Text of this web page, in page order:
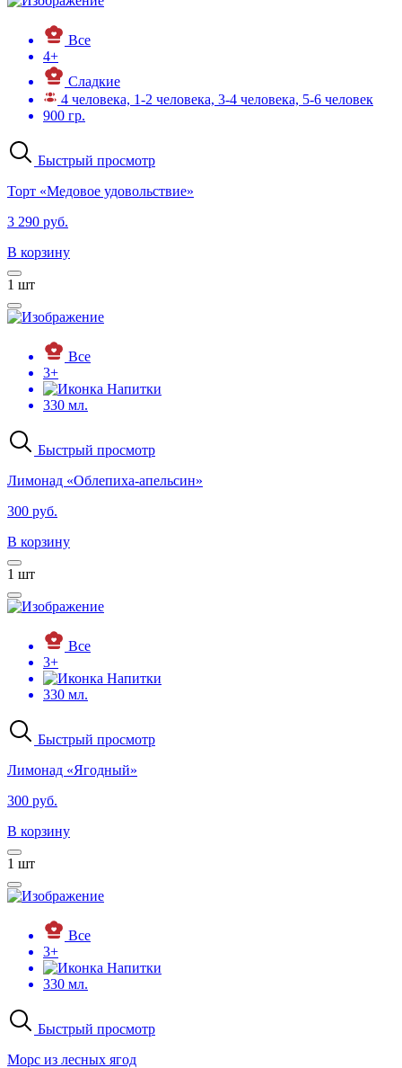
Все
4+
Сладкие
4 человека, 1-2 человека, 3-4 человека, 5-6 человек
900 гр.
Быстрый просмотр
Торт «Медовое удовольствие»
3 290 руб.
В корзину
1 шт
Все
3+
Напитки
330 мл.
Быстрый просмотр
Лимонад «Облепиха-апельсин»
300 руб.
В корзину
1 шт
Все
3+
Напитки
330 мл.
Быстрый просмотр
Лимонад «Ягодный»
300 руб.
В корзину
1 шт
Все
3+
Напитки
330 мл.
Быстрый просмотр
Морс из лесных ягод